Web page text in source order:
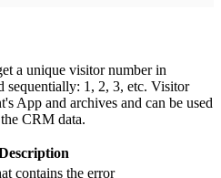
a unique visitor number in
sequentially: 1, 2, 3, etc. Visitor
App and archives and can be used
CRM data.
contains the error